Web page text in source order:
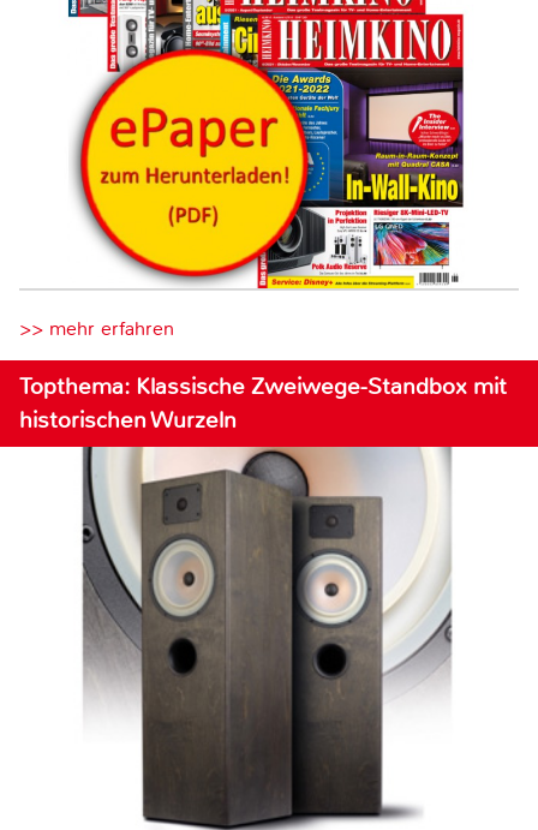
>> mehr erfahren
Topthema: Klassische Zweiwege-Standbox mit
historischen Wurzeln